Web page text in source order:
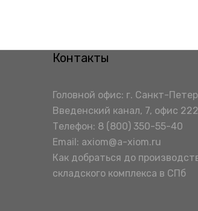
Контакты
Головной офис: г. Санкт-
Введенский канал, 7, офис 222
Телефон: 8 (800) 350-55-40
Email: axiom@a-xiom.ru
Как добраться до
складского комплекса в СПб